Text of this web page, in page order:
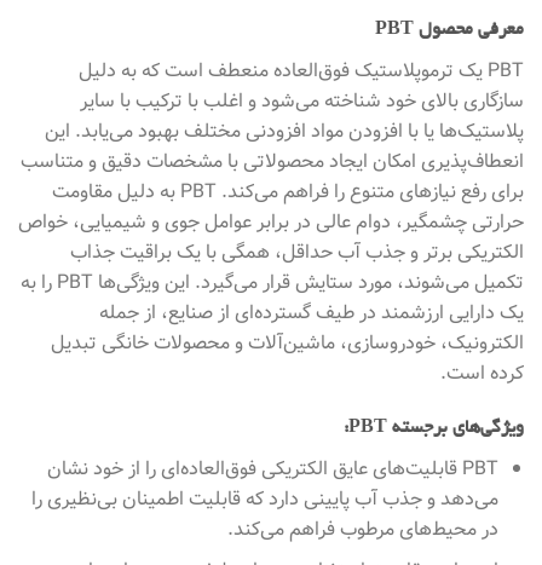
معرفی محصول PBT
PBT یک ترموپلاستیک فوق‌العاده منعطف است که به دلیل
سازگاری بالای خود شناخته می‌شود و اغلب با ترکیب با سایر
پلاستیک‌ها یا با افزودن مواد افزودنی مختلف بهبود می‌یابد. این
انعطاف‌پذیری امکان ایجاد محصولاتی با مشخصات دقیق و متناسب
برای رفع نیازهای متنوع را فراهم می‌کند. PBT به دلیل مقاومت
حرارتی چشمگیر، دوام عالی در برابر عوامل جوی و شیمیایی، خواص
الکتریکی برتر و جذب آب حداقل، همگی با یک براقیت جذاب
تکمیل می‌شوند، مورد ستایش قرار می‌گیرد. این ویژگی‌ها PBT را به
یک دارایی ارزشمند در طیف گسترده‌ای از صنایع، از جمله
الکترونیک، خودروسازی، ماشین‌آلات و محصولات خانگی تبدیل
کرده است.
ویژگی‌های برجسته PBT:
PBT قابلیت‌های عایق الکتریکی فوق‌العاده‌ای را از خود نشان
می‌دهد و جذب آب پایینی دارد که قابلیت اطمینان بی‌نظیری را
در محیط‌های مرطوب فراهم می‌کند.